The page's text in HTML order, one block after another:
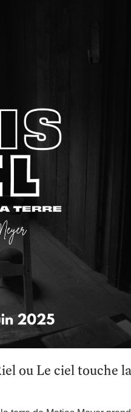
ou Le ciel touche la